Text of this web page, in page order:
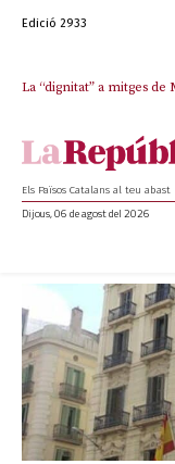
Edició 2933
La “dignitat” a mitges de
Junts exigeix que
Els Països Catalans al teu abast
Dijous, 06 de agost del 2026